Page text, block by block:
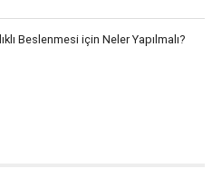
Beslenmesi için Neler Yapılmalı?